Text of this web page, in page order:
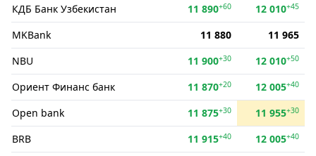
КДБ Банк Узбекистан 11 890+60 12 010+45
MKBank 11 880
11 965
NBU
11 900+30 12 010+50
Ориент Финанс банк 11 870+20 12 005+40
Open bank 11 875+30 11 955+30
BRB 11 915+40 12 005+40